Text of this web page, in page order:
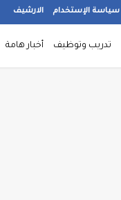
سياسة الإستخدام الارشيف
تدريب وتوظيف أخبار هامة